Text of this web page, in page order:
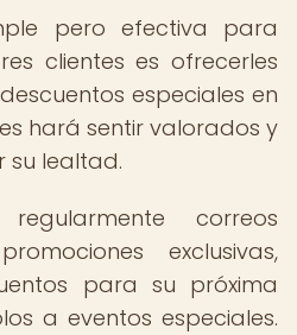
pero efectiva para
clientes es ofrecerles
especiales en
hará sentir valorados y
su lealtad.
correos
exclusivas,
para su próxima
a eventos especiales.